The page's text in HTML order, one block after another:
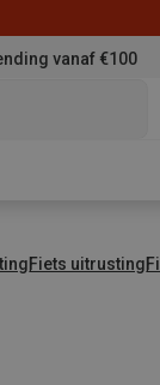
vanaf €100
Fiets uitrusting